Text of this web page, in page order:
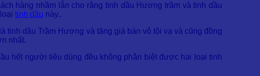
hàng nhầm lẫn cho rằng tinh dầu Hương trầm và tinh dầu
tinh dầu này..
tinh dầu Trầm Hương và tăng giá bán vô tội vạ và cũng đồng
nhất.
hết người tiêu dùng đều không phân biệt được hai loại tinh